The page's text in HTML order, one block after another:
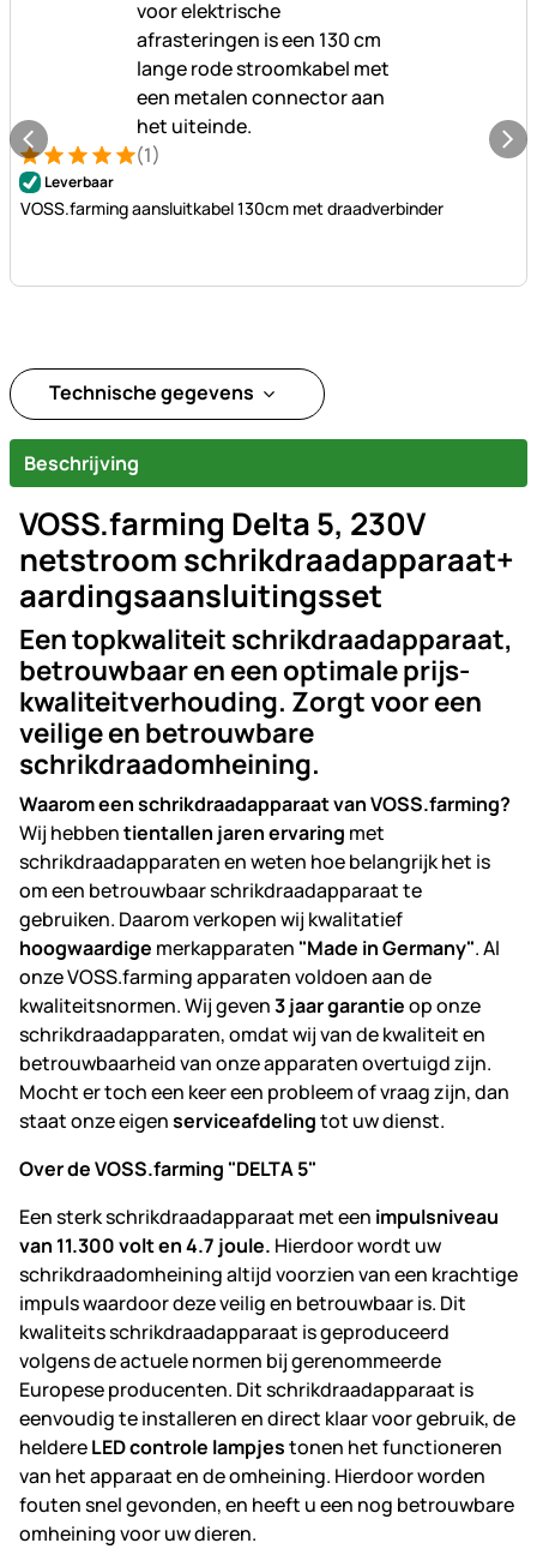
Beoordeling: 5 van 5 (1 beoordelingen)
1 Bewertung (1)
Leverbaar
VOSS.farming aansluitkabel 130cm met draadverbinder
Technische gegevens
Beschrijving
VOSS.farming Delta 5, 230V
netstroom schrikdraadapparaat+
aardingsaansluitingsset
Een topkwaliteit schrikdraadapparaat,
betrouwbaar en een optimale prijs-
kwaliteitverhouding. Zorgt voor een
veilige en betrouwbare
schrikdraadomheining.
Waarom een schrikdraadapparaat van VOSS.farming?
Wij hebbentientallen jaren ervaring met
schrikdraadapparaten en weten hoe belangrijk het is
om een betrouwbaar schrikdraadapparaat te
gebruiken. Daarom verkopen wij kwalitatief
hoogwaardige merkapparaten "Made in Germany". Al
onze VOSS.farming apparaten voldoen aan de
kwaliteitsnormen. Wij geven3 jaar garantieop onze
schrikdraadapparaten, omdat wij van de kwaliteit en
betrouwbaarheid van onze apparaten overtuigd zijn.
Mocht er toch een keer een probleem of vraag zijn, dan
staat onze eigenserviceafdelingtot uw dienst.
Over de VOSS.farming "DELTA 5"
Een sterk schrikdraadapparaat met een impulsniveau
van 11.300 volt en 4.7 joule. Hierdoor wordt uw
schrikdraadomheining altijd voorzien van een krachtige
impuls waardoor deze veilig en betrouwbaar is. Dit
kwaliteits schrikdraadapparaat is geproduceerd
volgens de actuele normen bij gerenommeerde
Europese producenten. Dit schrikdraadapparaat is
eenvoudig te installeren en direct klaar voor gebruik, de
heldereLED controle lampjestonen het functioneren
van het apparaat en de omheining. Hierdoor worden
fouten snel gevonden, en heeft u een nog betrouwbare
omheining voor uw dieren.